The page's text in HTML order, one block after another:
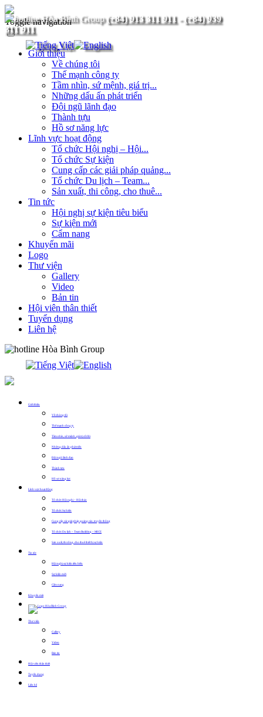
(+84) 913 311 911- (+84) 939
311 911
Toggle navigation
Giới thiệu
Về chúng tôi
Thế mạnh công ty
Tầm nhìn, sứ mệnh, giá trị...
Những dấu ấn phát triển
Đội ngũ lãnh đạo
Thành tựu
Hồ sơ năng lực
Lĩnh vực hoạt động
Tổ chức Hội nghị – Hội...
Tổ chức Sự kiện
Cung cấp các giải pháp quảng...
Tổ chức Du lịch – Team...
Sản xuất, thi công, cho thuê...
Tin tức
Hội nghị sự kiện tiêu biểu
Sự kiện mới
Cẩm nang
Khuyến mãi
Logo
Thư viện
Gallery
Video
Bản tin
Hội viên thân thiết
Tuyển dụng
Liên hệ
Giới thiệu
Về chúng tôi
Thế mạnh công ty
Tầm nhìn, sứ mệnh, giá trị cốt lõi
Những dấu ấn phát triển
Đội ngũ lãnh đạo
Thành tựu
Hồ sơ năng lực
Lĩnh vực hoạt động
Tổ chức Hội nghị – Hội thảo
Tổ chức Sự kiện
Cung cấp các giải pháp quảng cáo, truyền thông
Tổ chức Du lịch – Team Building – MICE
Sản xuất, thi công, cho thuê thiết bị sự kiện
Tin tức
Hội nghị sự kiện tiêu biểu
Sự kiện mới
Cẩm nang
Khuyến mãi
Thư viện
Gallery
Video
Bản tin
Hội viên thân thiết
Tuyển dụng
Liên hệ